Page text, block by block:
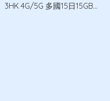
3HK 4G/5G 多國15日15GB無